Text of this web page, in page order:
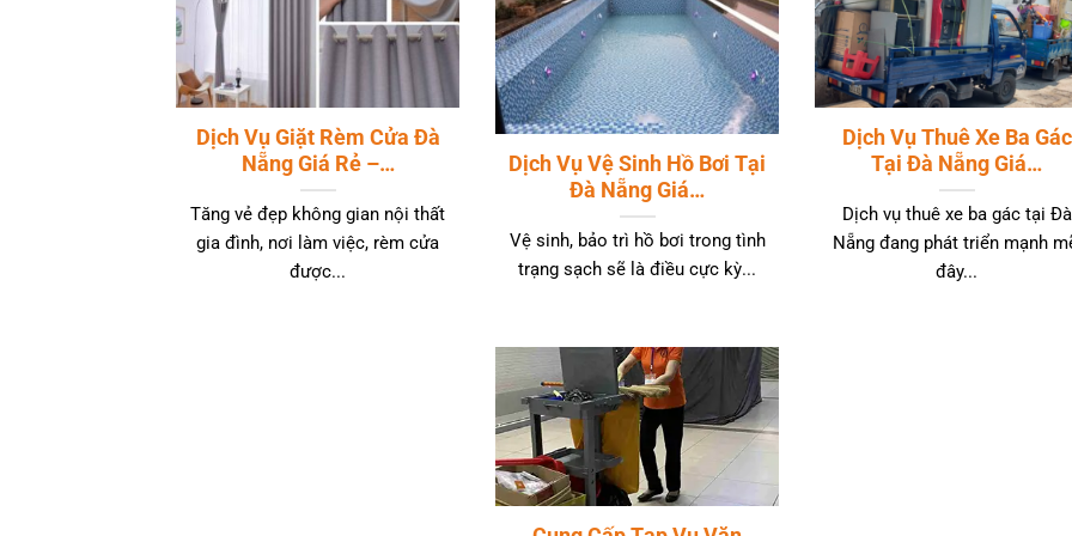
Dịch Vụ Giặt Rèm Cửa Đà
Nẵng Giá Rẻ –…
Tăng vẻ đẹp không gian nội thất
gia đình, nơi làm việc, rèm cửa
được...
Dịch Vụ Thuê Xe Ba Gác
Tại Đà Nẵng Giá…
Dịch vụ thuê xe ba gác tại Đà
Nẵng đang phát triển mạnh
đây...
Dịch Vụ Vệ Sinh Hồ Bơi Tại
Đà Nẵng Giá…
Vệ sinh, bảo trì hồ bơi trong tình
trạng sạch sẽ là điều cực kỳ...